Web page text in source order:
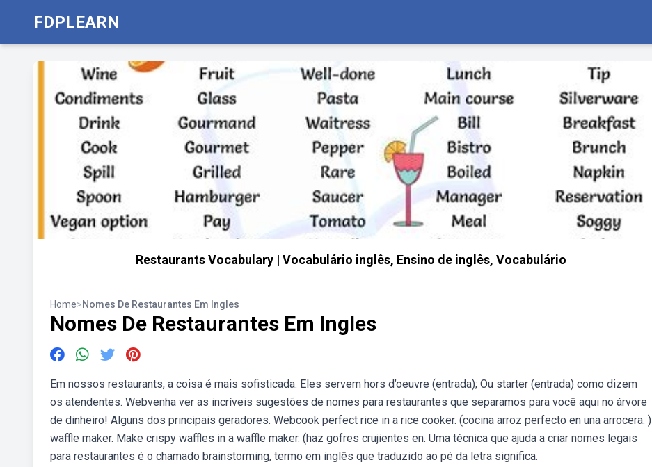
FDPLEARN
Restaurants Vocabulary | Vocabulário inglês, Ensino de inglês, Vocabulário
Home>Nomes De Restaurantes Em Ingles
Nomes De Restaurantes Em Ingles
Em nossos restaurants, a coisa é mais sofisticada. Eles servem hors d’oeuvre (entrada); Ou starter (entrada) como dizem
os atendentes. Webvenha ver as incríveis sugestões de nomes para restaurantes que separamos para você aqui no árvore
de dinheiro! Alguns dos principais geradores. Webcook perfect rice in a rice cooker. (cocina arroz perfecto en una arrocera. )
waffle maker. Make crispy waffles in a waffle maker. (haz gofres crujientes en. Uma técnica que ajuda a criar nomes legais
para restaurantes é o chamado brainstorming, termo em inglês que traduzido ao pé da letra significa.